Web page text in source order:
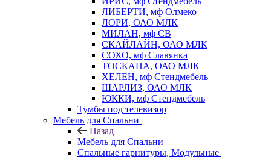
ЛИБЕРТИ, мф Олмеко
ЛОРИ, ОАО МЛК
МИЛАН, мф СВ
СКАЙЛАЙН, ОАО МЛК
СОХО, мф Славянка
ТОСКАНА, ОАО МЛК
ХЕЛЕН, мф Стендмебель
ШАРЛИЗ, ОАО МЛК
ЮККИ, мф Стендмебель
Тумбы под телевизор
Мебель для Спальни
Назад
Мебель для Спальни
Спальные гарнитуры, Модульные